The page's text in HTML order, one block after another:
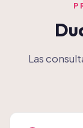
Las